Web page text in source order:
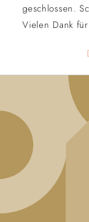
geschlossen.
Vielen Dank